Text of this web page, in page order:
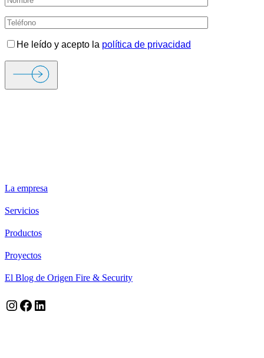
He leído y acepto la política de privacidad
La empresa
Servicios
Productos
Proyectos
El Blog de Origen Fire & Security
Instagram
Facebook
LinkedIn